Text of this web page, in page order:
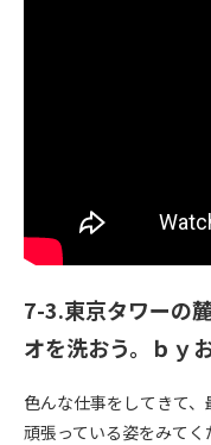
7-3.東京タワーの
オを洗おう。ｂｙ
色んな仕事をしてきて
頑張っている姿をみてく